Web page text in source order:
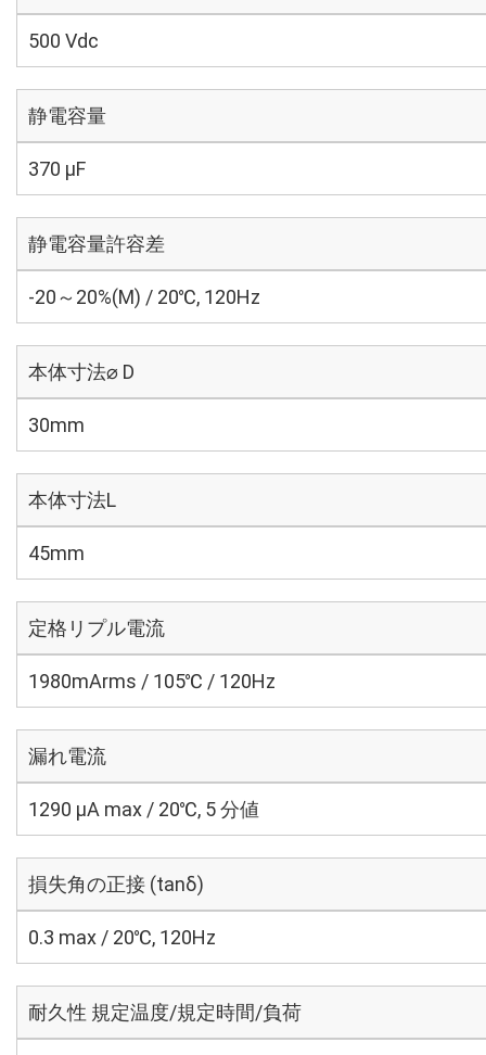
500 Vdc
静電容量
370 µF
静電容量許容差
-20～20%(M) / 20℃, 120Hz
本体寸法⌀ D
30mm
本体寸法L
45mm
定格リプル電流
1980mArms / 105℃ / 120Hz
漏れ電流
1290 μA max / 20℃, 5 分値
損失角の正接 (tanδ)
0.3 max / 20℃, 120Hz
耐久性 規定温度/規定時間/負荷